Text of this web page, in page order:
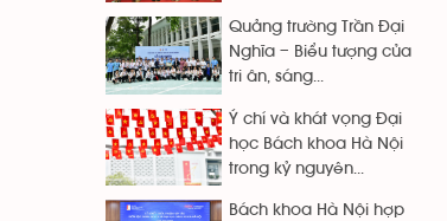
Quảng trường Trần Đại
Nghĩa – Biểu tượng của
tri ân, sáng...
Ý chí và khát vọng Đại
học Bách khoa Hà Nội
trong kỷ nguyên...
Bách khoa Hà Nội hợp